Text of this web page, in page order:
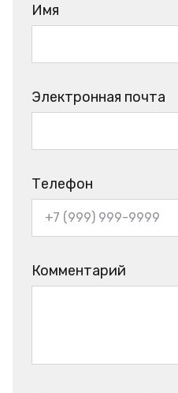
Имя
Электронная почта
Телефон
Комментарий